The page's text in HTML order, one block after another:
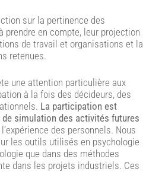
sur la pertinence des
prendre en compte, leur projection
de travail et organisations et la
retenues.
une attention particulière aux
à la fois des décideurs, des
La participation est
simulation des activités futures
des personnels. Nous
les outils utilisés en psychologie
que dans des méthodes
dans les projets industriels. Ces